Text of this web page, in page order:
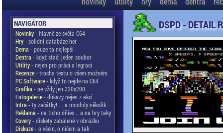
NAVIGÁTOR
Novinky- hlavně ze světa C64
Hry- solidní databáze her
Dema - pouze ta nejlepší
Dentra - když stačí jeden soubor
Utility- nejen pro práci a legraci
Recenze- trocha textu o všem možném
PC Software- když to nejde na C64
Grafika - ne vždy jen 320x200
Fotogalerie- důkazy nejen z akcí
Intra - ty začátky! ... a mnohdy několik
Reklama - na ticho dňies .. a na hry taky
Covery- diskety zabalené v obrázku
Diskuze- o všem, o ničem a tak
DSPD - DETAIL